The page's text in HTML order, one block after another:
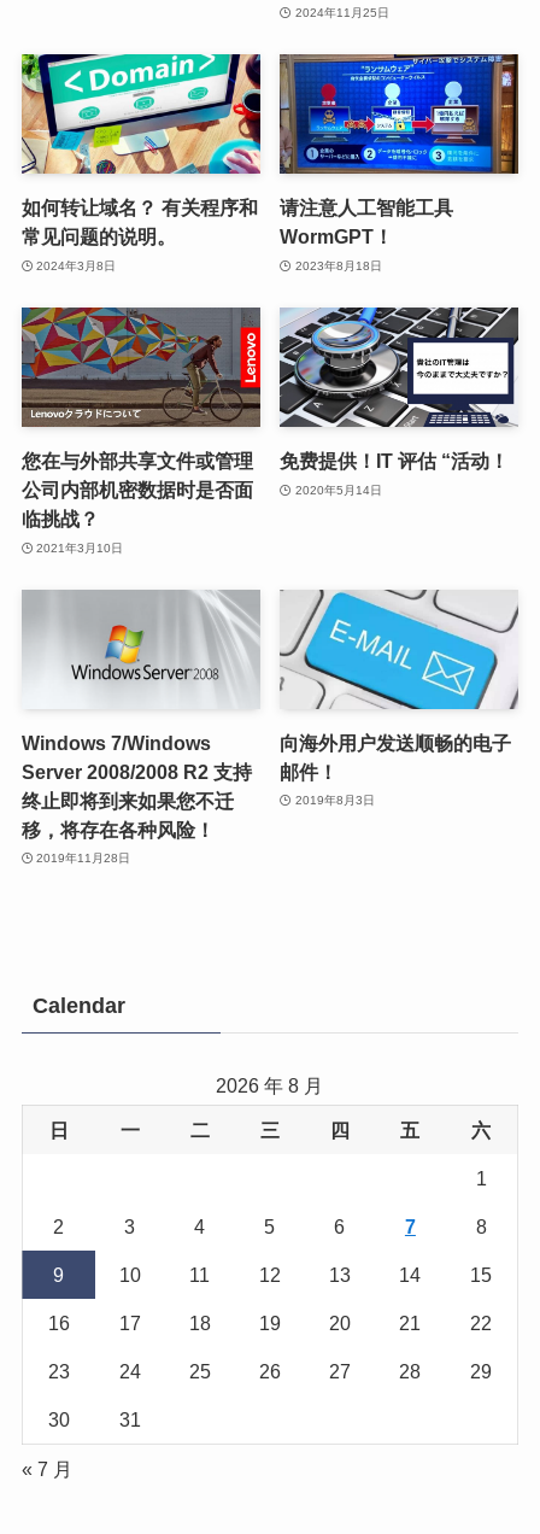
2024年11月25日
如何转让域名？ 有关程序和
常见问题的说明。
2024年3月8日
请注意人工智能工具
WormGPT！
2023年8月18日
您在与外部共享文件或管理
公司内部机密数据时是否面
临挑战？
2021年3月10日
免费提供！IT 评估 “活动！
2020年5月14日
Windows 7/Windows
Server 2008/2008 R2 支持
终止即将到来如果您不迁
移，将存在各种风险！
2019年11月28日
向海外用户发送顺畅的电子
邮件！
2019年8月3日
Calendar
2026 年 8 月
日 一 二 三 四 五 六
1
2 3 4 5 6 7 8
9 10 11 12 13 14 15
16 17 18 19 20 21 22
23 24 25 26 27 28 29
30 31
« 7 月